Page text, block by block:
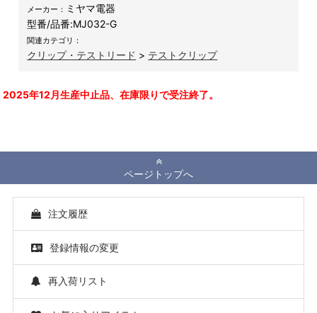
メーカー： ミヤマ電器
型番/品番:MJ032-G
関連カテゴリ：
クリップ・テストリード > テストクリップ
2025年12月生産中止品、在庫限りで受注終了。
ページトップへ
注文履歴
登録情報の変更
再入荷リスト